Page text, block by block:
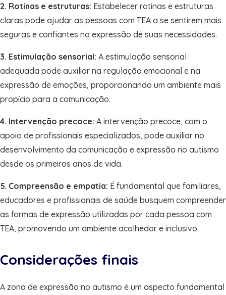
2. Rotinas e estruturas: Estabelecer rotinas e estruturas
claras pode ajudar as pessoas com TEA a se sentirem mais
seguras e confiantes na expressão de suas necessidades.
3. Estimulação sensorial: A estimulação sensorial
adequada pode auxiliar na regulação emocional e na
expressão de emoções, proporcionando um ambiente mais
propício para a comunicação.
4. Intervenção precoce: A intervenção precoce, com o
apoio de profissionais especializados, pode auxiliar no
desenvolvimento da comunicação e expressão no autismo
desde os primeiros anos de vida.
5. Compreensão e empatia: É fundamental que familiares,
educadores e profissionais de saúde busquem compreender
as formas de expressão utilizadas por cada pessoa com
TEA, promovendo um ambiente acolhedor e inclusivo.
Considerações finais
A zona de expressão no autismo é um aspecto fundamental